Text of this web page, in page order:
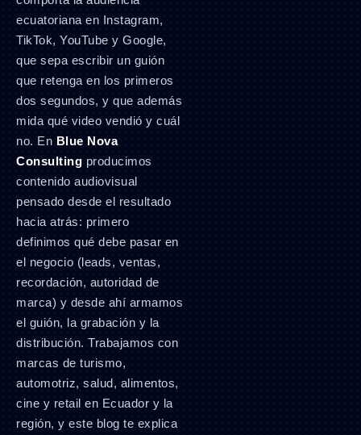
ecuatoriana en Instagram,
TikTok, YouTube y Google,
que sepa escribir un guión
que retenga en los primeros
dos segundos, y que además
mida qué video vendió y cuál
no. En Blue Nova
Consulting producimos
contenido audiovisual
pensado desde el resultado
hacia atrás: primero
definimos qué debe pasar en
el negocio (leads, ventas,
recordación, autoridad de
marca) y desde ahí armamos
el guión, la grabación y la
distribución. Trabajamos con
marcas de turismo,
automotriz, salud, alimentos,
cine y retail en Ecuador y la
región, y este blog te explica